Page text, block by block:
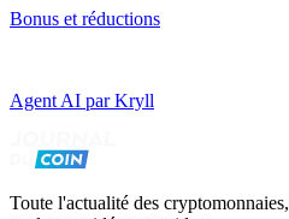
Bonus et réductions
Agent AI par Kryll
Toute l'actualité des cryptomonnaies,